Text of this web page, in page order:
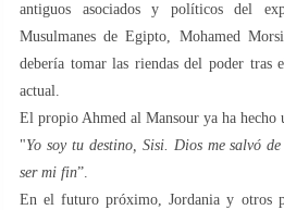
antiguos asociados y políticos del
Musulmanes de Egipto, Mohamed
debería tomar las riendas del poder tras
actual.
El propio Ahmed al Mansour ya ha
"Yo soy tu destino, Sisi. Dios me salvó
ser mi fin”.
En el futuro próximo, Jordania y otros